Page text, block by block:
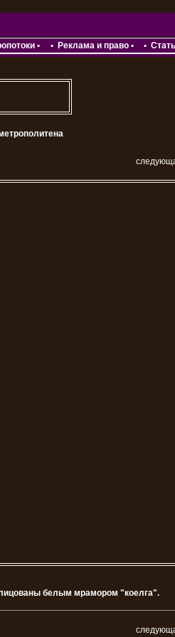
• • Реклама и право• •
белым мрамором "коелга".